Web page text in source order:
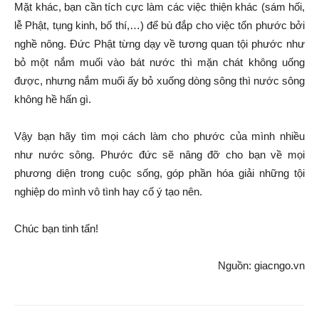
Mặt khác, bạn cần tích cực làm các việc thiện khác (sám hối,
lễ Phật, tụng kinh, bố thí,…) để bù đắp cho việc tổn phước bởi
nghề nông. Đức Phật từng dạy về tương quan tội phước như
bỏ một nắm muối vào bát nước thì mặn chát không uống
được, nhưng nắm muối ấy bỏ xuống dòng sông thì nước sông
không hề hấn gì.
Vậy bạn hãy tìm mọi cách làm cho phước của mình nhiều
như nước sông. Phước đức sẽ nâng đỡ cho bạn về mọi
phương diện trong cuộc sống, góp phần hóa giải những tội
nghiệp do mình vô tình hay cố ý tạo nên.
Chúc bạn tinh tấn!
Nguồn: giacngo.vn